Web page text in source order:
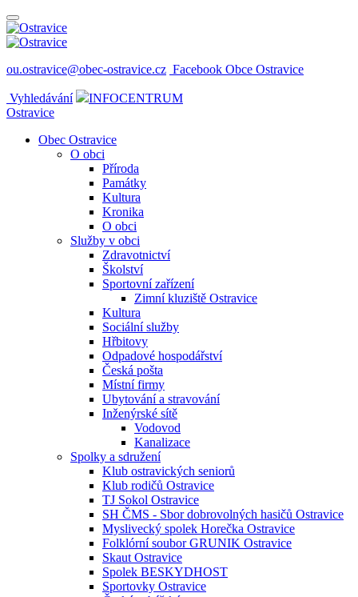
ou.ostravice@obec-ostravice.cz Facebook Obce Ostravice
Vyhledávání
INFOCENTRUM
Ostravice
Obec Ostravice
O obci
Příroda
Památky
Kultura
Kronika
O obci
Služby v obci
Zdravotnictví
Školství
Sportovní zařízení
Zimní kluziště Ostravice
Kultura
Sociální služby
Hřbitovy
Odpadové hospodářství
Česká pošta
Místní firmy
Ubytování a stravování
Inženýrské sítě
Vodovod
Kanalizace
Spolky a sdružení
Klub ostravických seniorů
Klub rodičů Ostravice
TJ Sokol Ostravice
SH ČMS - Sbor dobrovolných hasičů Ostravice
Myslivecký spolek Horečka Ostravice
Folklórní soubor GRUNIK Ostravice
Skaut Ostravice
Spolek BESKYDHOST
Sportovky Ostravice